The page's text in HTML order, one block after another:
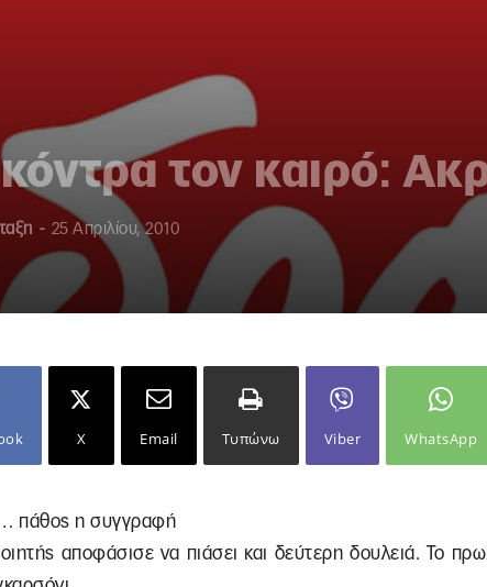
τον καιρό:
- 25 Απριλίου, 2010
X Email Τυπώνω Viber WhatsApp
πάθος η συγγραφή
αποφάσισε να πιάσει και δεύτερη δουλειά. Το